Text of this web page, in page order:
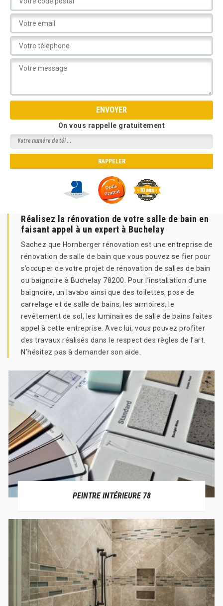
On vous rappelle gratuitement
Réalisez la rénovation de votre salle de bain en
faisant appel à un expert à Buchelay
Sachez que Hornberger rénovation est une entreprise de
rénovation de salle de bain que vous pouvez se fier pour
s’occuper de votre projet de rénovation de salles de bain
ou baignoire à Buchelay 78200. Pour l’installation d’une
baignoire, un lavabo ainsi que des toilettes, pose de
carrelage et de salle de bains, les armoires, le
revêtement de sol, les luminaires de salle de bains faites
appel à cette entreprise. Avec lui, vous pouvez profiter
des travaux réalisés dans le respect des règles de l’art.
N’hésitez pas à demander son aide.
PEINTRE INTÉRIEURE 78